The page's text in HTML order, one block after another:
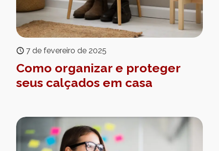
7 de fevereiro de 2025
Como organizar e proteger
seus calçados em casa